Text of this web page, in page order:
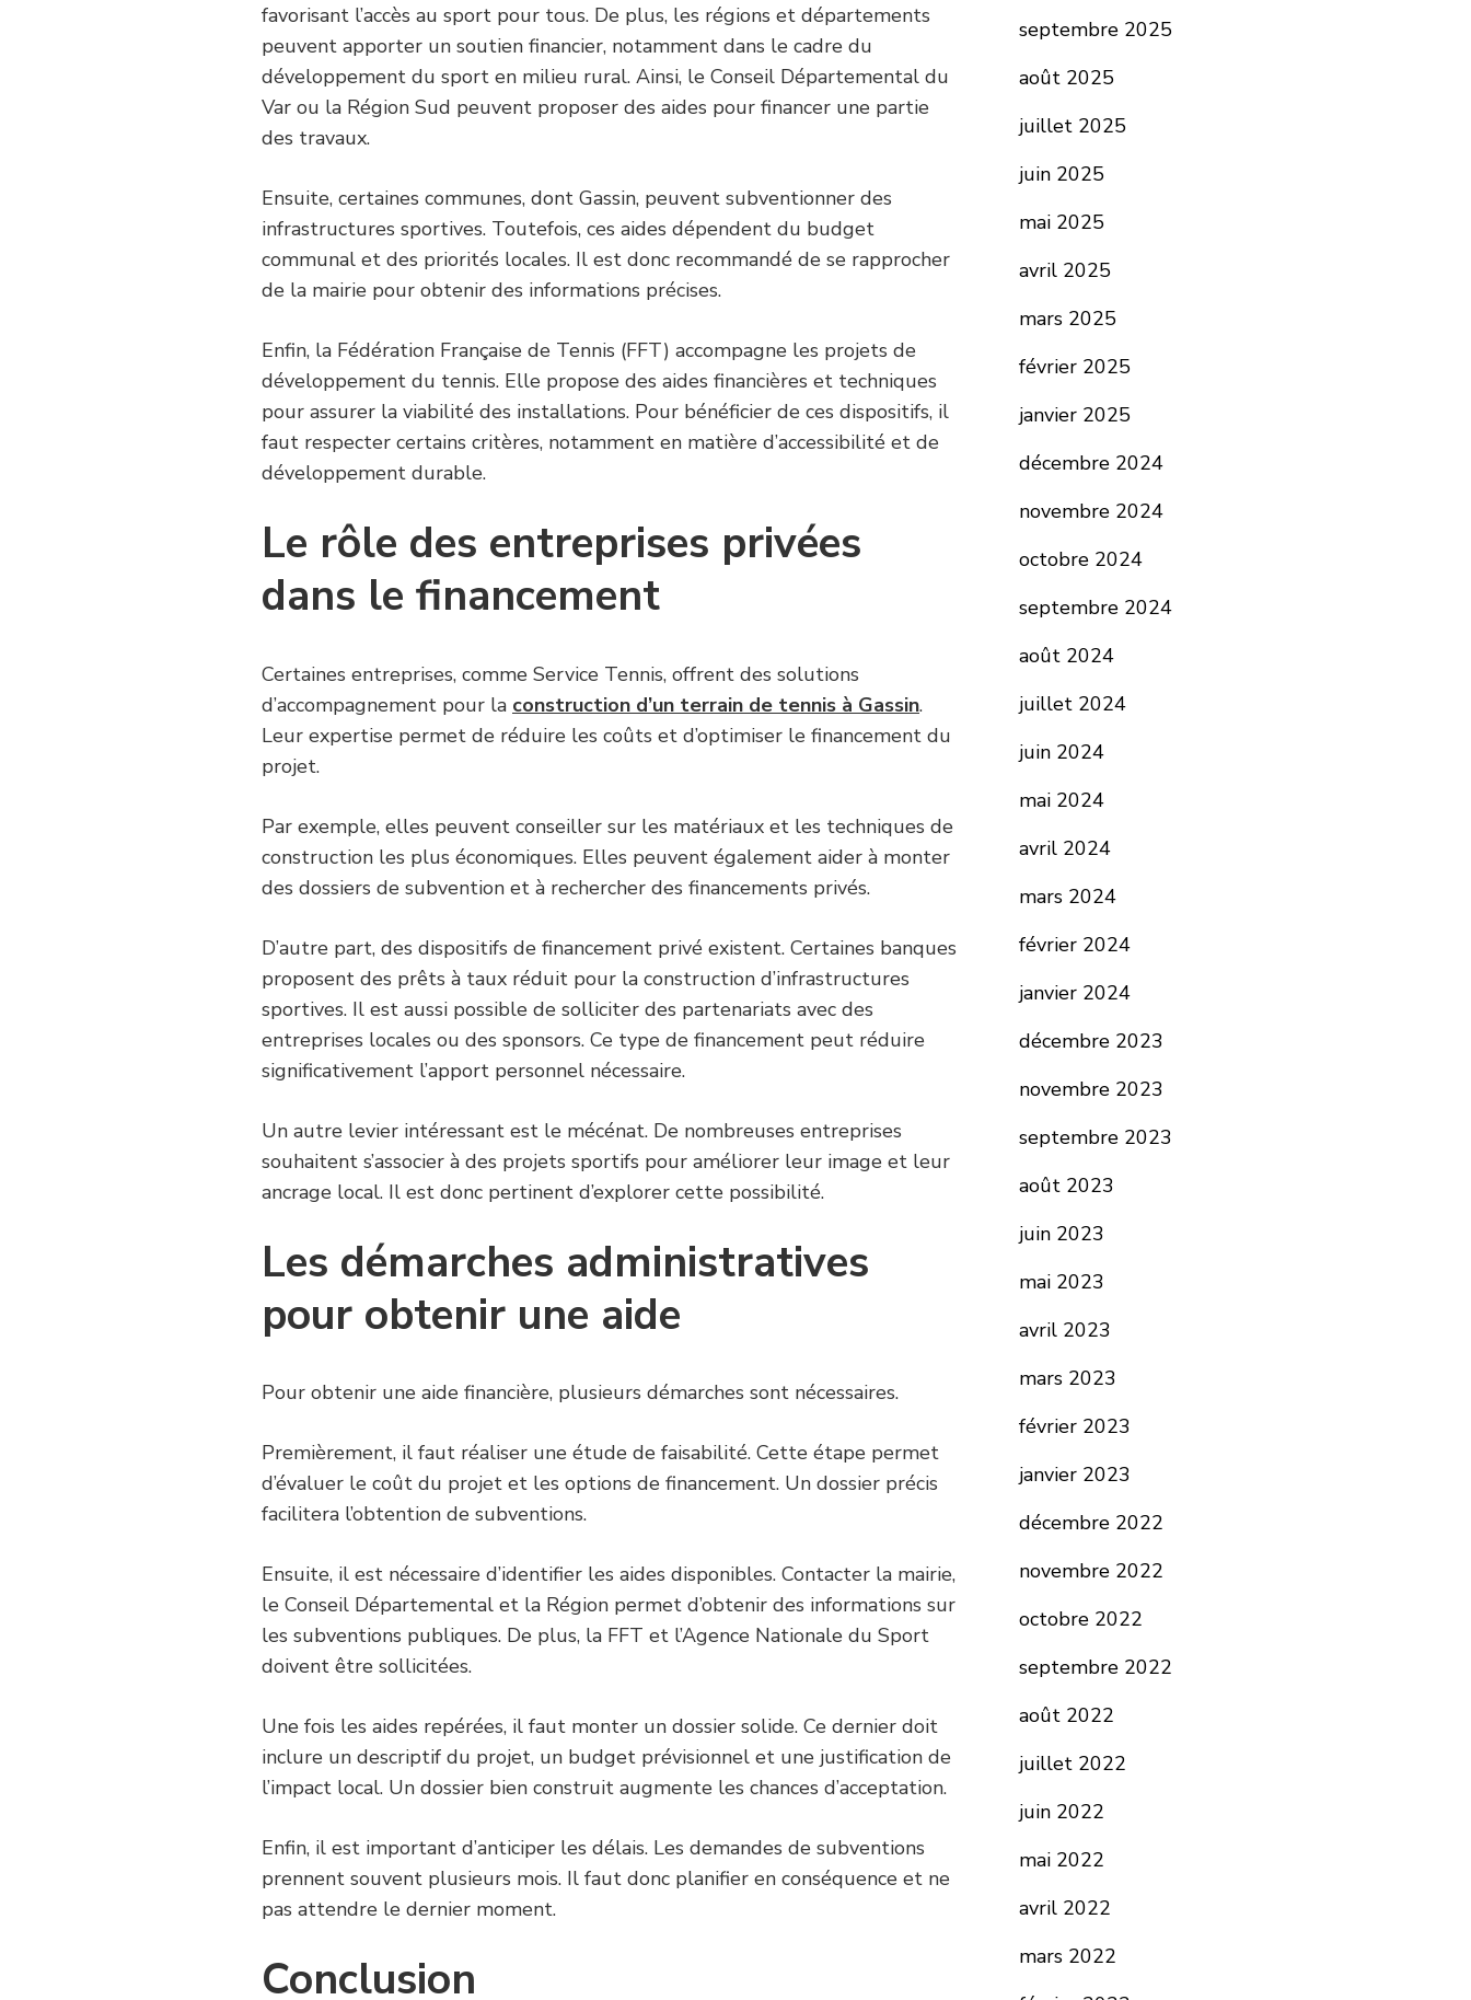
favorisant l’accès au sport pour tous. De plus, les régions et départements
peuvent apporter un soutien financier, notamment dans le cadre du
développement du sport en milieu rural. Ainsi, le Conseil Départemental du
Var ou la Région Sud peuvent proposer des aides pour financer une partie
des travaux.
Ensuite, certaines communes, dont Gassin, peuvent subventionner des
infrastructures sportives. Toutefois, ces aides dépendent du budget
communal et des priorités locales. Il est donc recommandé de se rapprocher
de la mairie pour obtenir des informations précises.
Enfin, la Fédération Française de Tennis (FFT) accompagne les projets de
développement du tennis. Elle propose des aides financières et techniques
pour assurer la viabilité des installations. Pour bénéficier de ces dispositifs, il
faut respecter certains critères, notamment en matière d’accessibilité et de
développement durable.
Le rôle des entreprises privées
dans le financement
Certaines entreprises, comme Service Tennis, offrent des solutions
d’accompagnement pour la construction d’un terrain de tennis à Gassin.
Leur expertise permet de réduire les coûts et d’optimiser le financement du
projet.
Par exemple, elles peuvent conseiller sur les matériaux et les techniques de
construction les plus économiques. Elles peuvent également aider à monter
des dossiers de subvention et à rechercher des financements privés.
D’autre part, des dispositifs de financement privé existent. Certaines banques
proposent des prêts à taux réduit pour la construction d’infrastructures
sportives. Il est aussi possible de solliciter des partenariats avec des
entreprises locales ou des sponsors. Ce type de financement peut réduire
significativement l’apport personnel nécessaire.
Un autre levier intéressant est le mécénat. De nombreuses entreprises
souhaitent s’associer à des projets sportifs pour améliorer leur image et leur
ancrage local. Il est donc pertinent d’explorer cette possibilité.
Les démarches administratives
pour obtenir une aide
Pour obtenir une aide financière, plusieurs démarches sont nécessaires.
Premièrement, il faut réaliser une étude de faisabilité. Cette étape permet
d’évaluer le coût du projet et les options de financement. Un dossier précis
facilitera l’obtention de subventions.
Ensuite, il est nécessaire d’identifier les aides disponibles. Contacter la mairie,
le Conseil Départemental et la Région permet d’obtenir des informations sur
les subventions publiques. De plus, la FFT et l’Agence Nationale du Sport
doivent être sollicitées.
Une fois les aides repérées, il faut monter un dossier solide. Ce dernier doit
inclure un descriptif du projet, un budget prévisionnel et une justification de
l’impact local. Un dossier bien construit augmente les chances d’acceptation.
Enfin, il est important d’anticiper les délais. Les demandes de subventions
prennent souvent plusieurs mois. Il faut donc planifier en conséquence et ne
pas attendre le dernier moment.
Conclusion
septembre 2025
août 2025
juillet 2025
juin 2025
mai 2025
avril 2025
mars 2025
février 2025
janvier 2025
décembre 2024
novembre 2024
octobre 2024
septembre 2024
août 2024
juillet 2024
juin 2024
mai 2024
avril 2024
mars 2024
février 2024
janvier 2024
décembre 2023
novembre 2023
septembre 2023
août 2023
juin 2023
mai 2023
avril 2023
mars 2023
février 2023
janvier 2023
décembre 2022
novembre 2022
octobre 2022
septembre 2022
août 2022
juillet 2022
juin 2022
mai 2022
avril 2022
mars 2022